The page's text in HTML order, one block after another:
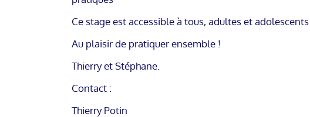
Ce stage est accessible à tous, adultes et adolescents
Au plaisir de pratiquer ensemble !
Thierry et Stéphane.
Contact :
Thierry Potin